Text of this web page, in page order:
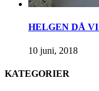
HELGEN DÅ
10 juni, 2018
KATEGORIER